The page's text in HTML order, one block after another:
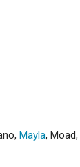
, Mayla, Moad,